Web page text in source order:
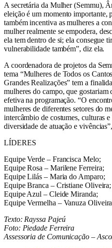
A secretária da Mulher (Semmu),
eleição é um momento importante,
também incentiva as mulheres a
mulher realmente se empodera,
ela tem dentro de si; ela consegue
vulnerabilidade também”, diz ela.
A coordenadora de projetos da
tema “Mulheres de Todos os
Grandes Realizações” tem a
mulheres do campo, que gostariam
efetiva na programação. “O
mulheres de diferentes setores do
intercâmbio de costumes, culturas
diversidade de atuação e
LÍDERES
Equipe Verde – Francisca Melo;
Equipe Rosa – Marilene Ferreira;
Equipe Lilás – Maria do Amparo;
Equipe Branca – Cristiane Oliveira;
Equipe Azul – Cleide Miranda;
Equipe Vermelha – Vanuza
Texto: Rayssa Pajeú
Foto: Piedade Ferreira
Assessoria de Comunicação –